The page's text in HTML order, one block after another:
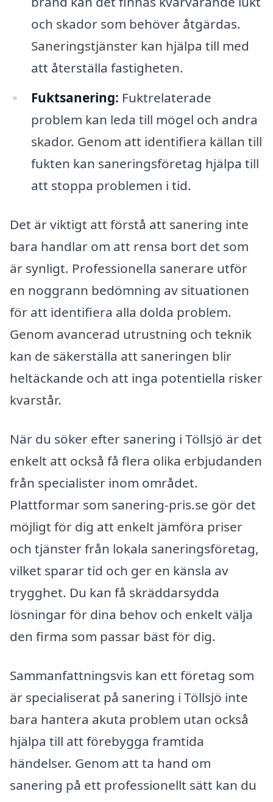
och skador som behöver åtgärdas.
Saneringstjänster kan hjälpa till med
att återställa fastigheten.
Fuktsanering: Fuktrelaterade
problem kan leda till mögel och andra
skador. Genom att identifiera källan till
fukten kan saneringsföretag hjälpa till
att stoppa problemen i tid.
Det är viktigt att förstå att sanering inte
bara handlar om att rensa bort det som
är synligt. Professionella sanerare utför
en noggrann bedömning av situationen
för att identifiera alla dolda problem.
Genom avancerad utrustning och teknik
kan de säkerställa att saneringen blir
heltäckande och att inga potentiella risker
kvarstår.
När du söker efter sanering i Töllsjö är det
enkelt att också få flera olika erbjudanden
från specialister inom området.
Plattformar som sanering-pris.se gör det
möjligt för dig att enkelt jämföra priser
och tjänster från lokala saneringsföretag,
vilket sparar tid och ger en känsla av
trygghet. Du kan få skräddarsydda
lösningar för dina behov och enkelt välja
den firma som passar bäst för dig.
Sammanfattningsvis kan ett företag som
är specialiserat på sanering i Töllsjö inte
bara hantera akuta problem utan också
hjälpa till att förebygga framtida
händelser. Genom att ta hand om
sanering på ett professionellt sätt kan du